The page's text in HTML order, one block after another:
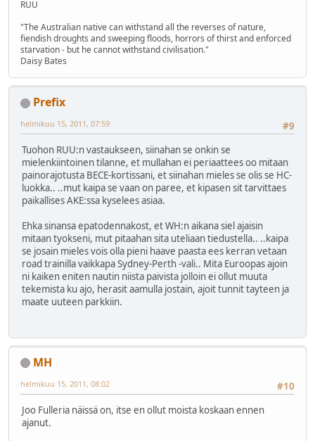
RUU
"The Australian native can withstand all the reverses of nature,
fiendish droughts and sweeping floods, horrors of thirst and enforced
starvation - but he cannot withstand civilisation."
Daisy Bates
Prefix
#9
helmikuu 15, 2011, 07:59
Tuohon RUU:n vastaukseen, siinahan se onkin se
mielenkiintoinen tilanne, et mullahan ei periaattees oo mitaan
painorajotusta BECE-kortissani, et siinahan mieles se olis se HC-
luokka.. ..mut kaipa se vaan on paree, et kipasen sit tarvittaes
paikallises AKE:ssa kyselees asiaa.
Ehka sinansa epatodennakost, et WH:n aikana siel ajaisin
mitaan tyokseni, mut pitaahan sita uteliaan tiedustella.. ..kaipa
se josain mieles vois olla pieni haave paasta ees kerran vetaan
road trainilla vaikkapa Sydney-Perth -vali.. Mita Euroopas ajoin
ni kaiken eniten nautin niista paivista jolloin ei ollut muuta
tekemista ku ajo, herasit aamulla jostain, ajoit tunnit tayteen ja
maate uuteen parkkiin.
MH
#10
helmikuu 15, 2011, 08:02
Joo Fulleria näissä on, itse en ollut moista koskaan ennen
ajanut.